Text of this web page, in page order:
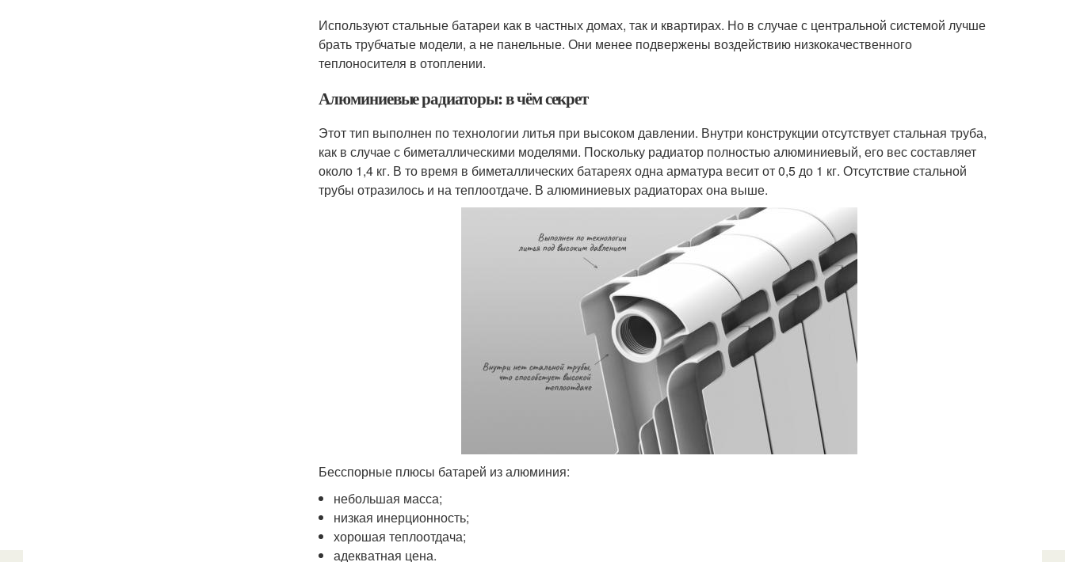
Используют стальные батареи как в частных домах, так и квартирах. Но в случае с центральной системой лучше
брать трубчатые модели, а не панельные. Они менее подвержены воздействию низкокачественного
теплоносителя в отоплении.
Алюминиевые радиаторы: в чём секрет
Этот тип выполнен по технологии литья при высоком давлении. Внутри конструкции отсутствует стальная труба,
как в случае с биметаллическими моделями. Поскольку радиатор полностью алюминиевый, его вес составляет
около 1,4 кг. В то время в биметаллических батареях одна арматура весит от 0,5 до 1 кг. Отсутствие стальной
трубы отразилось и на теплоотдаче. В алюминиевых радиаторах она выше.
Бесспорные плюсы батарей из алюминия:
небольшая масса;
низкая инерционность;
хорошая теплоотдача;
адекватная цена.